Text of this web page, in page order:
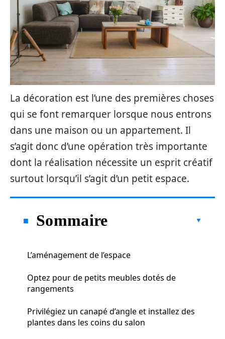
La décoration est l’une des premières choses
qui se font remarquer lorsque nous entrons
dans une maison ou un appartement. Il
s’agit donc d’une opération très importante
dont la réalisation nécessite un esprit créatif
surtout lorsqu’il s’agit d’un petit espace.
Sommaire
L’aménagement de l’espace
Optez pour de petits meubles dotés de
rangements
Privilégiez un canapé d’angle et installez des
plantes dans les coins du salon